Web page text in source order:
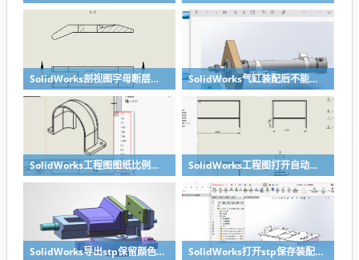
SolidWorks剖视图字母断层无需手动修改，设置一下就好 SolidWorks气缸装配后不能移动？溪风给你解决方法
SolidWorks工程图图纸比例修改快速方法 SolidWorks工程图打开自动全屏方法
SolidWorks导出stp保留颜色的关键两点要做到 SolidWorks打开stp保存装配体子零件没有保存怎么办？